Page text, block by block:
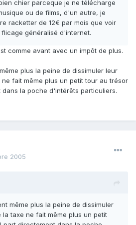
chier parceque je ne télécharge
ou de films, d'un autre, je
racketter de 12€ par mois que voir
généralisé d'internet.
comme avant avec un impôt de plus.
plus la peine de dissimuler leur
fait même plus un petit tour au trésor
la poche d'intérêts particuliers.
2005
même plus la peine de dissimuler
taxe ne fait même plus un petit